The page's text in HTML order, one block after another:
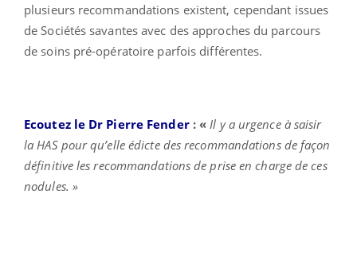
plusieurs recommandations existent, cependant issues
de Sociétés savantes avec des approches du parcours
de soins pré-opératoire parfois différentes.
Ecoutez le Dr Pierre Fender : « Il y a urgence à saisir
la HAS pour qu’elle édicte des recommandations de façon
définitive les recommandations de prise en charge de ces
nodules. »